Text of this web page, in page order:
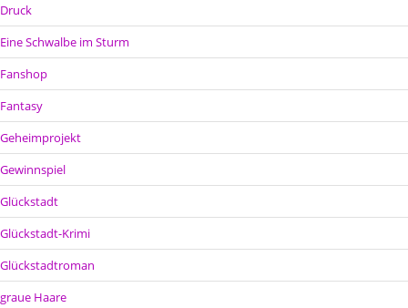
Druck
Eine Schwalbe im Sturm
Fanshop
Fantasy
Geheimprojekt
Gewinnspiel
Glückstadt
Glückstadt-Krimi
Glückstadtroman
graue Haare